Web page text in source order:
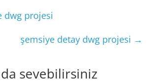
dwg projesi
şemsiye detay dwg projesi →
sevebilirsiniz